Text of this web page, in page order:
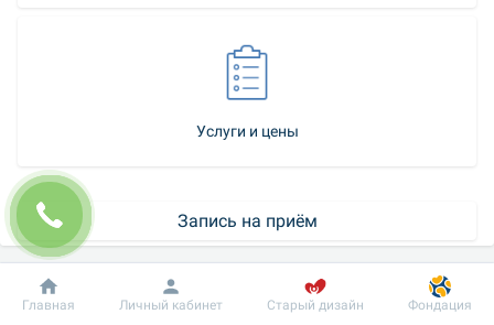
Услуги и цены
Запись на приём
Как стать нашим пациентом
Контакт-центр
Добробут Информация Пациенту
Главная Личный кабинет Старый дизайн Фондация